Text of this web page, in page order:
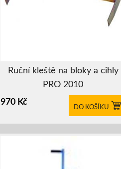
Ruční kleště na bloky a cihly
PRO 2010
970 Kč
DO KOŠÍKU